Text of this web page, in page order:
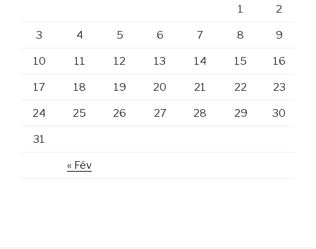
« Fév
1 2
3 4 5 6 7 8 9
10 11 12 13 14 15 16
17 18 19 20 21 22 23
24 25 26 27 28 29 30
31